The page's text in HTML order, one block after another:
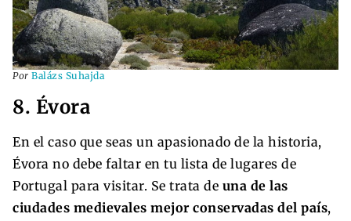
Por Balázs Suhajda
8. Évora
En el caso que seas un apasionado de la historia,
Évora no debe faltar en tu lista de lugares de
Portugal para visitar. Se trata de una de las
ciudades medievales mejor conservadas del país,